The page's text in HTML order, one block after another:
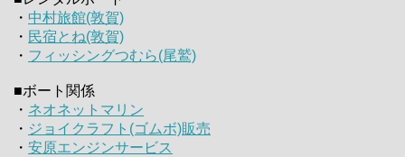
・ 中村旅館(敦賀)
・ 民宿とね(敦賀)
・ フィッシングつむら(尾鷲)
■ボート関係
・ ネオネットマリン
・ ジョイクラフト(ゴムボ)販売
・ 安原エンジンサービス